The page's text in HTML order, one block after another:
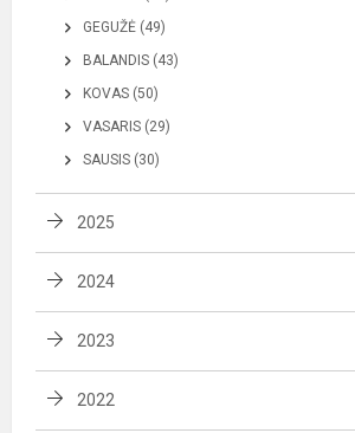
GEGUŽĖ (49)
BALANDIS (43)
KOVAS (50)
VASARIS (29)
SAUSIS (30)
2025
2024
2023
2022